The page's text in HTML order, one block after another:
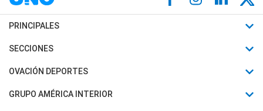
PRINCIPALES
Últimas Noticias
Política
SECCIONES
Horóscopo
Motores
OVACIÓN DEPORTES
Fútbol
GRUPO AMÉRICA INTERIOR